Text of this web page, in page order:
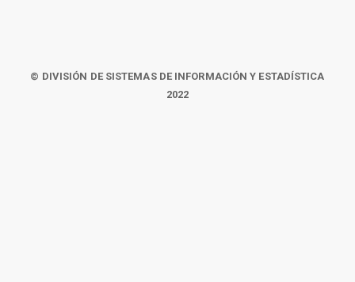
© DIVISIÓN DE SISTEMAS DE INFORMACIÓN Y ESTADÍSTICA
2022